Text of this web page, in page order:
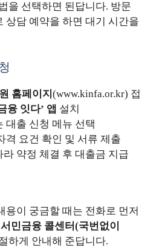
을 선택하면 된답니다. 방문
상담 예약을 하면 대기 시간을
홈페이지 (www.kinfa.or.kr) 접
융 잇다’ 앱 설치
대출 신청 메뉴 선택
격 요건 확인 및 서류 제출
라 약정 체결 후 대출금 지급
용이 궁금할 때는 전화로 먼저
서민금융 콜센터(국번없이
하게 안내해 준답니다.